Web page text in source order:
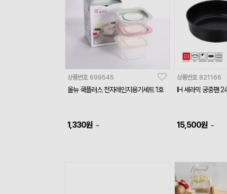
상품번호 699545
올뉴 쿡플러스 전자레인지용기세트 1호
1,330원 ~
상품번호 821166
IH 세라믹 궁중팬
15,500원 ~